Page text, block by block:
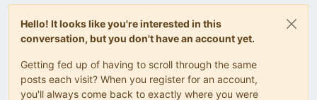
Hello! It looks like you're interested in this
conversation, but you don't have an account yet.
Getting fed up of having to scroll through the same
posts each visit? When you register for an account,
you'll always come back to exactly where you were